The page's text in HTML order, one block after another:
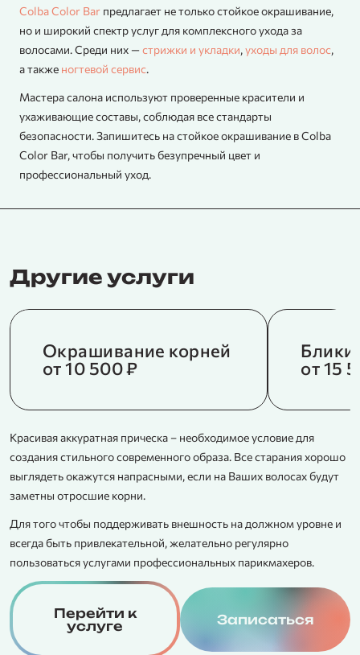
Colba Color Bar предлагает не только стойкое окрашивание,
но и широкий спектр услуг для комплексного ухода за
волосами. Среди них —стрижки и укладки,уходы для волос,
а также ногтевой сервис.
Мастера салона используют проверенные красители и
ухаживающие составы, соблюдая все стандарты
безопасности. Запишитесь на стойкое окрашивание в Colba
Color Bar, чтобы получить безупречный цвет и
профессиональный уход.
Другие услуги
Окрашивание корней
от 10 500 ₽
Блики
от 15
Красивая аккуратная прическа – необходимое условие для
создания стильного современного образа. Все старания хорошо
выглядеть окажутся напрасными, если на Ваших волосах будут
заметны отросшие корни.
Для того чтобы поддерживать внешность на должном уровне и
всегда быть привлекательной, желательно регулярно
пользоваться услугами профессиональных парикмахеров.
Перейти к
услуге
Записаться